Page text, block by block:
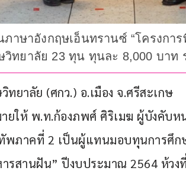
าษาอังกฤษเอ็นทรานซ์ “โครงก
ทยาลัย 23 ทุน ทุนละ 8,000 บาท
ยาลัย (ศกว.) อ.เมือง จ.ศรีสะเกษ
ให้ พ.ท.ก้องภพศ์ ศิริเมฆ ผู้บังคับห
ภาคที่ 2 เป็นผู้แทนมอบทุนการศึก
รสานฝัน” ปีงบประมาณ 2564 ห้วง